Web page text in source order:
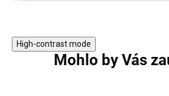
High-contrast mode
Mohlo by Vás